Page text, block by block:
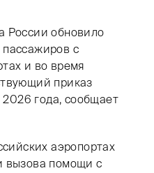
России обновило
с
и во время
приказ
2026 года, сообщает
аэропортах
вызова помощи с